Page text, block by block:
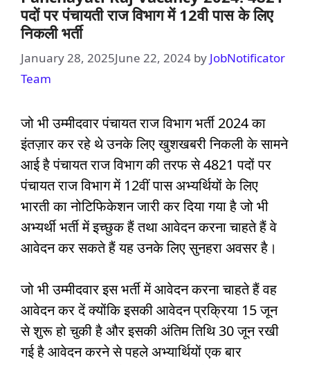
पदों पर पंचायती राज विभाग में 12वी पास के लिए
निकली भर्ती
January 28, 2025June 22, 2024 by JobNotificator
Team
जो भी उम्मीदवार पंचायत राज विभाग भर्ती 2024 का
इंतज़ार कर रहे थे उनके लिए खुशखबरी निकली के सामने
आई है पंचायत राज विभाग की तरफ से 4821 पदों पर
पंचायत राज विभाग में 12वीं पास अभ्यर्थियों के लिए
भारती का नोटिफिकेशन जारी कर दिया गया है जो भी
अभ्यर्थी भर्ती में इच्छुक हैं तथा आवेदन करना चाहते हैं वे
आवेदन कर सकते हैं यह उनके लिए सुनहरा अवसर है।
जो भी उम्मीदवार इस भर्ती में आवेदन करना चाहते हैं वह
आवेदन कर दें क्योंकि इसकी आवेदन प्रक्रिया 15 जून
से शुरू हो चुकी है और इसकी अंतिम तिथि 30 जून रखी
गई है आवेदन करने से पहले अभ्यार्थियों एक बार